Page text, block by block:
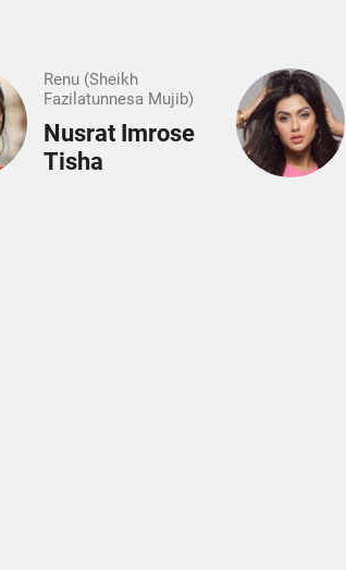
Renu (Sheikh
Fazilatunnesa Mujib)
Nusrat Imrose
Tisha